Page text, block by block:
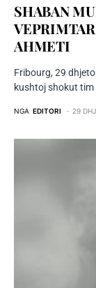
SHABAN
AHMETI
Fribourg, 29
kushtoj shokut
NGA EDITORI 29